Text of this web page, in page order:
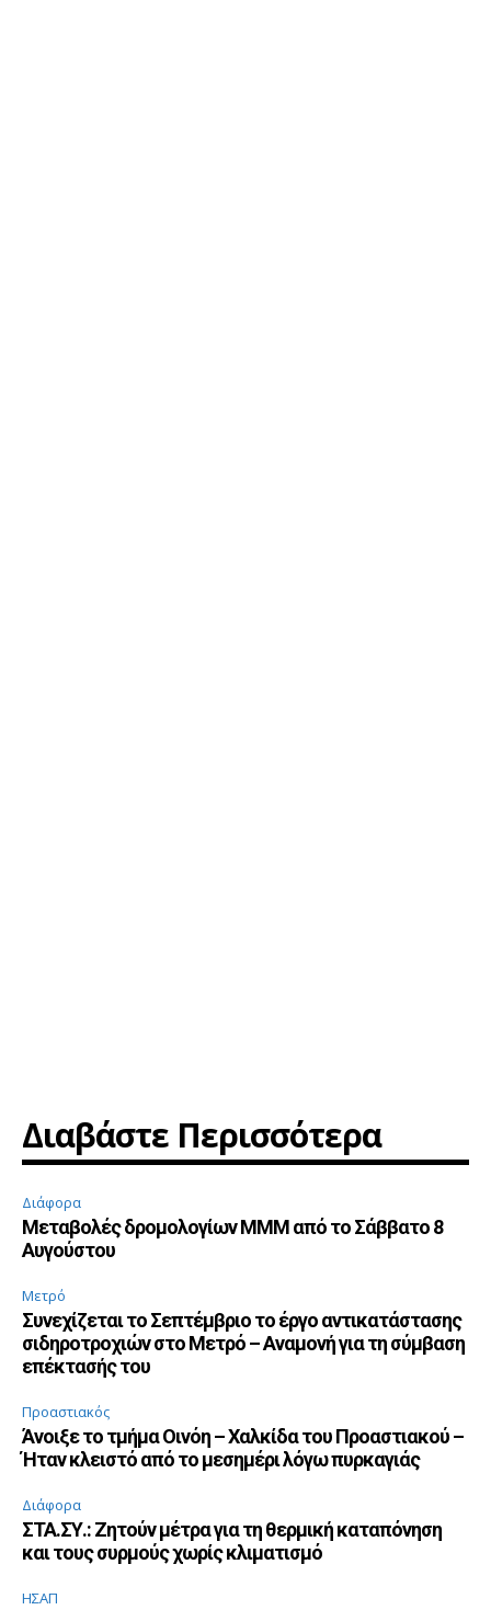
Διαβάστε Περισσότερα
Διάφορα
Μεταβολές δρομολογίων ΜΜΜ από το Σάββατο 8
Αυγούστου
Μετρό
Συνεχίζεται το Σεπτέμβριο το έργο αντικατάστασης
σιδηροτροχιών στο Μετρό – Αναμονή για τη σύμβαση
επέκτασής του
Προαστιακός
Άνοιξε το τμήμα Οινόη – Χαλκίδα του Προαστιακού –
Ήταν κλειστό από το μεσημέρι λόγω πυρκαγιάς
Διάφορα
ΣΤΑ.ΣΥ.: Ζητούν μέτρα για τη θερμική καταπόνηση
και τους συρμούς χωρίς κλιματισμό
ΗΣΑΠ